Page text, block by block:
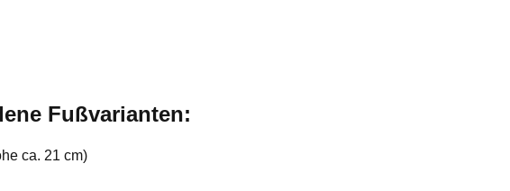
Fußvarianten:
ca. 21 cm)